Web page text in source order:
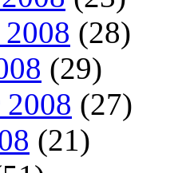
(28)
(29)
2008 (27)
(21)